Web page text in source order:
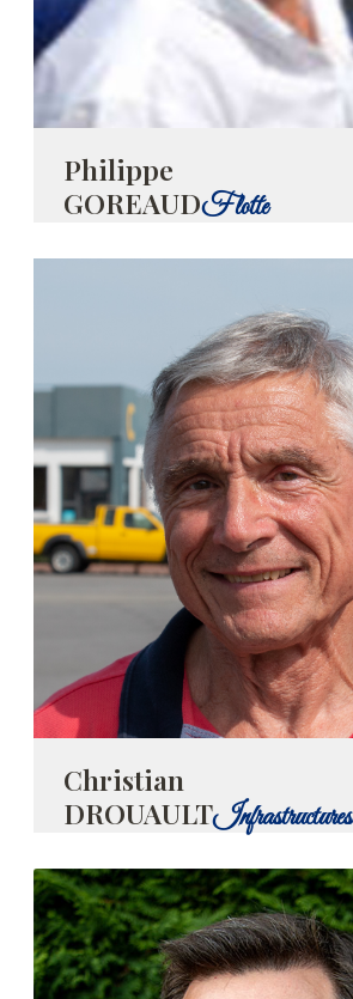
Philippe
GOREAUDFlotte
Christian
DROUAULTInfrastructures